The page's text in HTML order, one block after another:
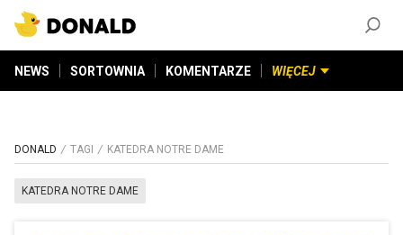
NEWS SORTOWNIA KOMENTARZE WIĘCEJ
DONALD TAGI KATEDRA NOTRE DAME
KATEDRA NOTRE DAME